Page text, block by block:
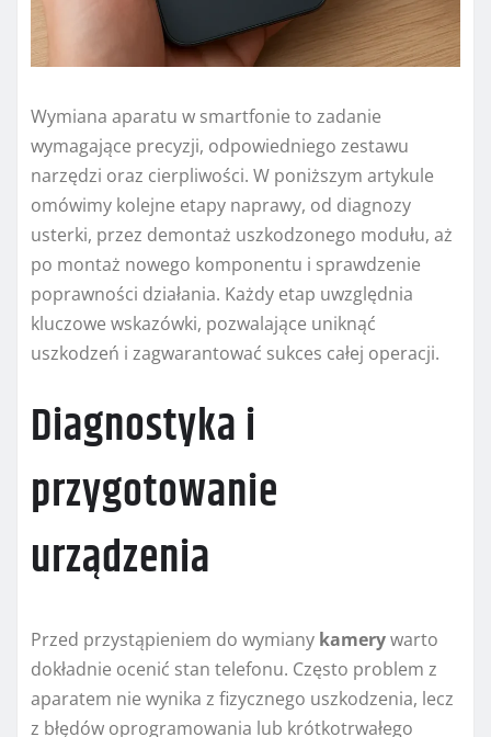
Wymiana aparatu w smartfonie to zadanie
wymagające precyzji, odpowiedniego zestawu
narzędzi oraz cierpliwości. W poniższym artykule
omówimy kolejne etapy naprawy, od diagnozy
usterki, przez demontaż uszkodzonego modułu, aż
po montaż nowego komponentu i sprawdzenie
poprawności działania. Każdy etap uwzględnia
kluczowe wskazówki, pozwalające uniknąć
uszkodzeń i zagwarantować sukces całej operacji.
Diagnostyka i
przygotowanie
urządzenia
Przed przystąpieniem do wymiany kamerywarto
dokładnie ocenić stan telefonu. Często problem z
aparatem nie wynika z fizycznego uszkodzenia, lecz
z błędów oprogramowania lub krótkotrwałego